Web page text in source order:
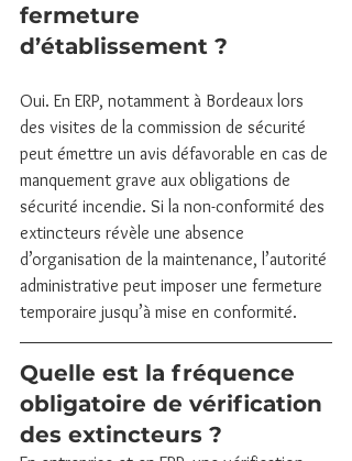
fermeture
d’établissement ?
Oui. En ERP, notamment à Bordeaux lors
des visites de la commission de sécurité
peut émettre un avis défavorable en cas de
manquement grave aux obligations de
sécurité incendie. Si la non-conformité des
extincteurs révèle une absence
d’organisation de la maintenance, l’autorité
administrative peut imposer une fermeture
temporaire jusqu’à mise en conformité.
Quelle est la fréquence
obligatoire de vérification
des extincteurs ?